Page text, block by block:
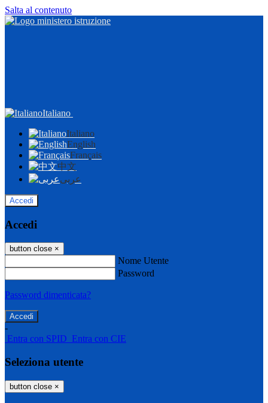
Salta al contenuto
Italiano
Italiano
English
Français
中文
عربى
Accedi
Accedi
button close ×
Nome Utente
Password
Password dimenticata?
-
Entra con SPID Entra con CIE
Seleziona utente
button close ×